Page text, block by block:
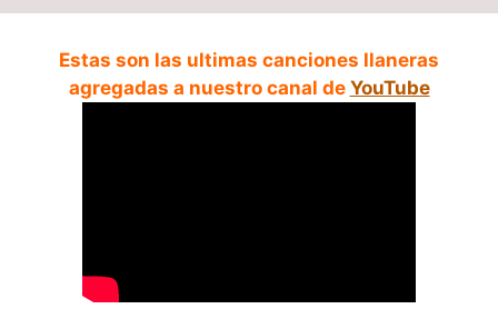
Estas son las ultimas canciones llaneras
agregadas a nuestro canal de YouTube